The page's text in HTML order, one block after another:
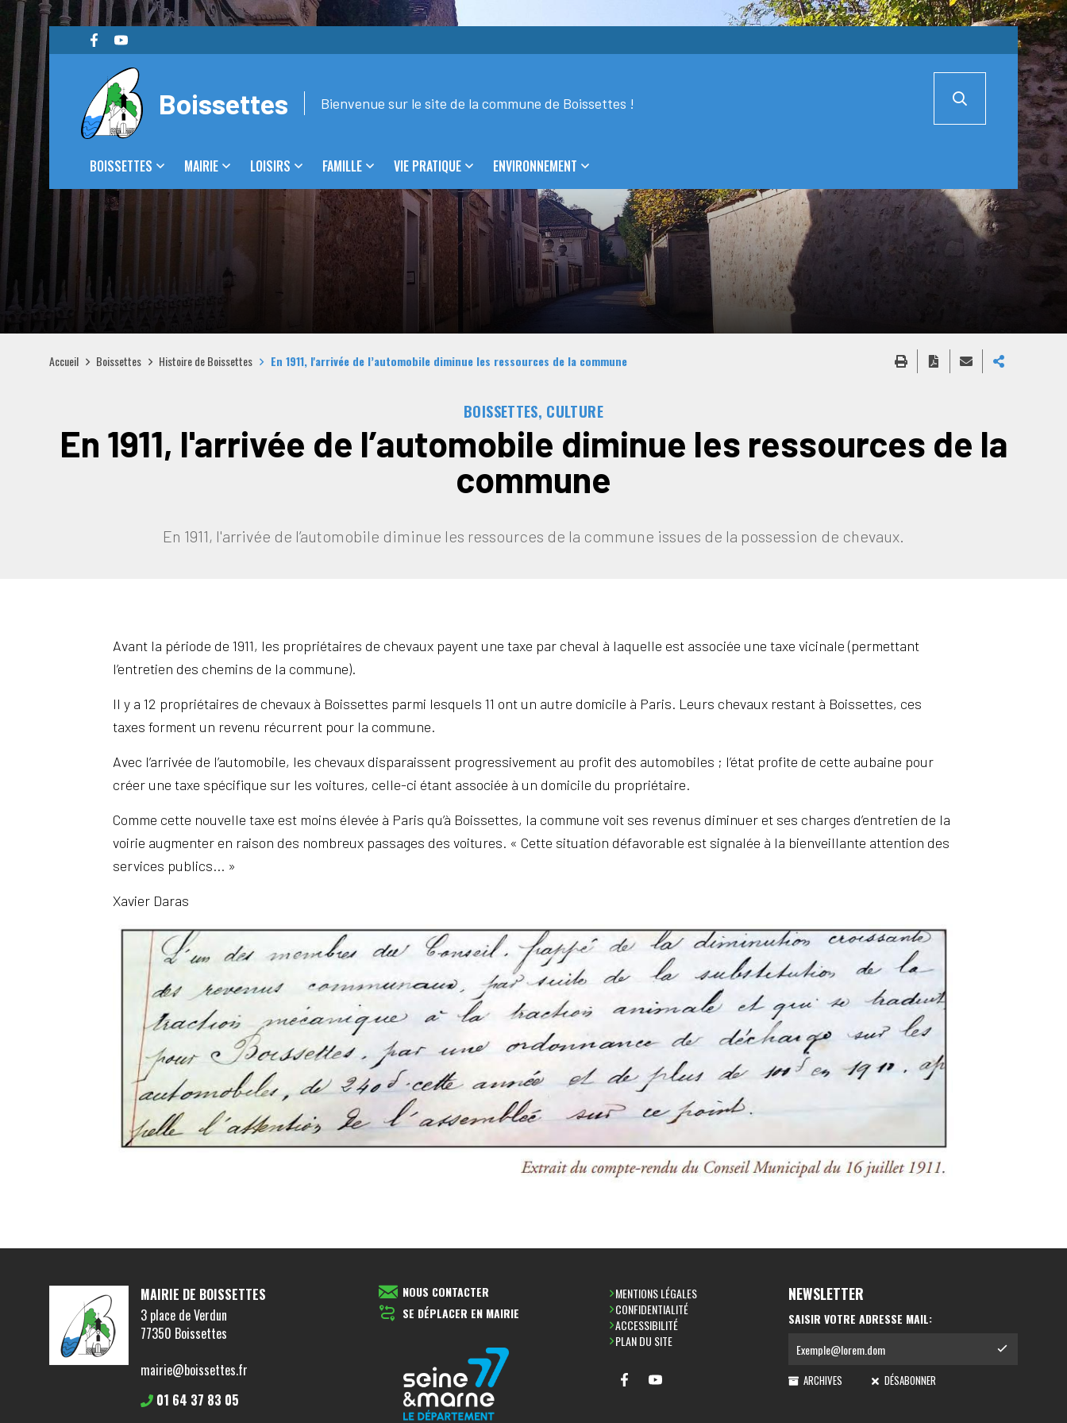
Bienvenue sur le site de la commune de Boissettes !
Boissettes
BOISSETTES MAIRIE LOISIRS FAMILLE VIE PRATIQUE ENVIRONNEMENT
Accueil Boissettes Histoire de Boissettes En 1911, l'arrivée de l’automobile diminue les ressources de la commune
BOISSETTES, CULTURE
En 1911, l'arrivée de l’automobile diminue les ressources de la
commune
En 1911, l'arrivée de l’automobile diminue les ressources de la commune issues de la possession de chevaux.
Avant la période de 1911, les propriétaires de chevaux payent une taxe par cheval à laquelle est associée une taxe vicinale (permettant
l’entretien des chemins de la commune).
Il y a 12 propriétaires de chevaux à Boissettes parmi lesquels 11 ont un autre domicile à Paris. Leurs chevaux restant à Boissettes, ces
taxes forment un revenu récurrent pour la commune.
Avec l’arrivée de l’automobile, les chevaux disparaissent progressivement au profit des automobiles ; l’état profite de cette aubaine pour
créer une taxe spécifique sur les voitures, celle-ci étant associée à un domicile du propriétaire.
Comme cette nouvelle taxe est moins élevée à Paris qu’à Boissettes, la commune voit ses revenus diminuer et ses charges d’entretien de la
voirie augmenter en raison des nombreux passages des voitures. « Cette situation défavorable est signalée à la bienveillante attention des
services publics... »
Xavier Daras
MAIRIE DE BOISSETTES
3 place de Verdun
77350 Boissettes
mairie@boissettes.fr
01 64 37 83 05
NOUS CONTACTER
SE DÉPLACER EN MAIRIE
MENTIONS LÉGALES
CONFIDENTIALITÉ
ACCESSIBILITÉ
PLAN DU SITE
NEWSLETTER
SAISIR VOTRE ADRESSE MAIL:
ARCHIVES DÉSABONNER